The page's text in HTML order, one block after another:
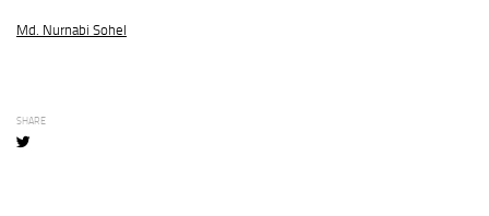
Md. Nurnabi Sohel
SHARE